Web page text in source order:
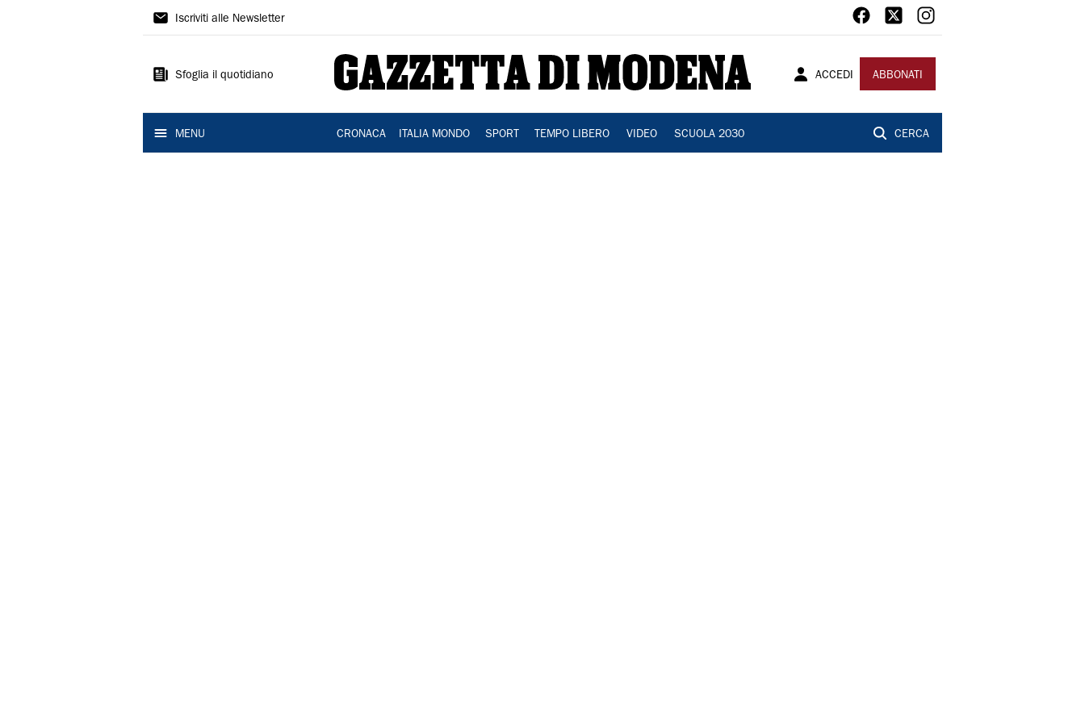
Gazzetta
Modena
Iscriviti alle Newsletter
Sfoglia il quotidiano ACCEDI ABBONATI
MENU CRONACA ITALIA MONDO SPORT TEMPO LIBERO VIDEO SCUOLA 2030 CERCA